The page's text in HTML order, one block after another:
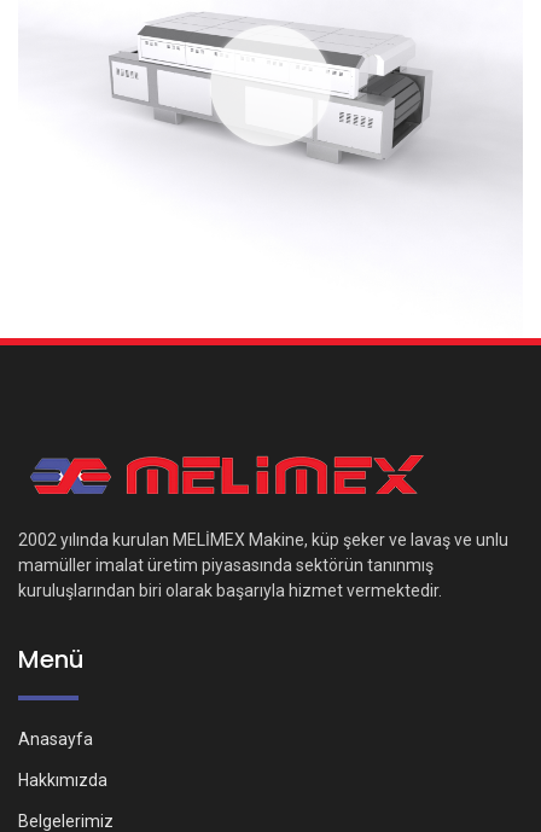
2002 yılında kurulan MELİMEX Makine, küp şeker ve lavaş ve unlu
mamüller imalat üretim piyasasında sektörün tanınmış
kuruluşlarından biri olarak başarıyla hizmet vermektedir.
Menü
Anasayfa
Hakkımızda
Belgelerimiz